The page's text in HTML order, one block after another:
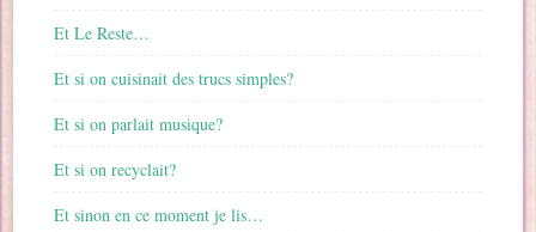
Et Le Reste…
Et si on cuisinait des trucs simples?
Et si on parlait musique?
Et si on recyclait?
Et sinon en ce moment je lis…